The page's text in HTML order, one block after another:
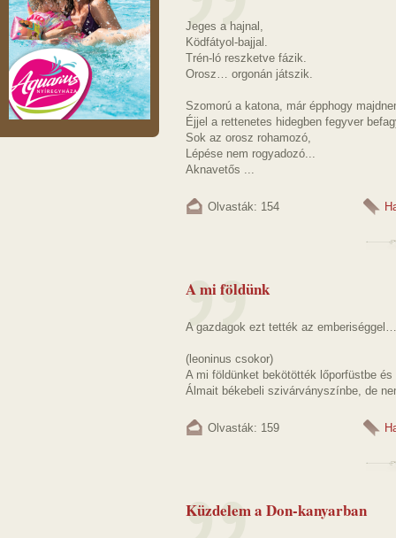
Jeges a hajnal,
Ködfátyol-bajjal.
Trén-ló reszketve fázik.
Orosz… orgonán játszik.
Szomorú a katona, már épphogy
Éjjel a rettenetes hidegben fegyver
Sok az orosz rohamozó,
Lépése nem rogyadozó...
Aknavetős ...
Olvasták: 154
A mi földünk
A gazdagok ezt tették az
(leoninus csokor)
A mi földünket bekötötték lőporfüstbe
Álmait békebeli szivárványszínbe, de
Olvasták: 159
Küzdelem a Don-kanyarban